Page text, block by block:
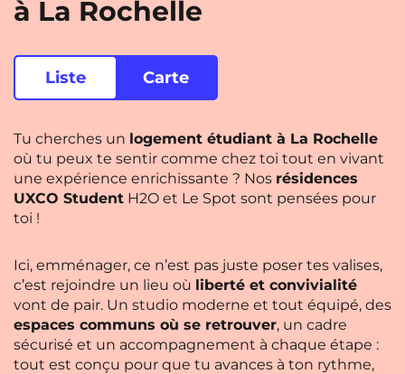
Voir toutes les villes
Rennes
Saint-Ouen NEW!
Valenciennes Vichy
Villejuif Villeneuve-d'Ascq
à La Rochelle
Liste Carte
Tu cherches un logement étudiant à La Rochelle
où tu peux te sentir comme chez toi tout en vivant
une expérience enrichissante ? Nos résidences
UXCO Student H2O et Le Spot sont pensées pour
toi !
Ici, emménager, ce n’est pas juste poser tes valises,
c’est rejoindre un lieu où liberté et convivialité
vont de pair. Un studio moderne et tout équipé, des
espaces communs où se retrouver, un cadre
sécurisé et un accompagnement à chaque étape :
tout est conçu pour que tu avances à ton rythme,